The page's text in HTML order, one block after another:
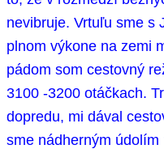
nevibruje. Vrtuľu sme s
plnom výkone na zemi
pádom som cestovný
3100 -3200 otáčkach.
dopredu, mi dával
sme nádherným